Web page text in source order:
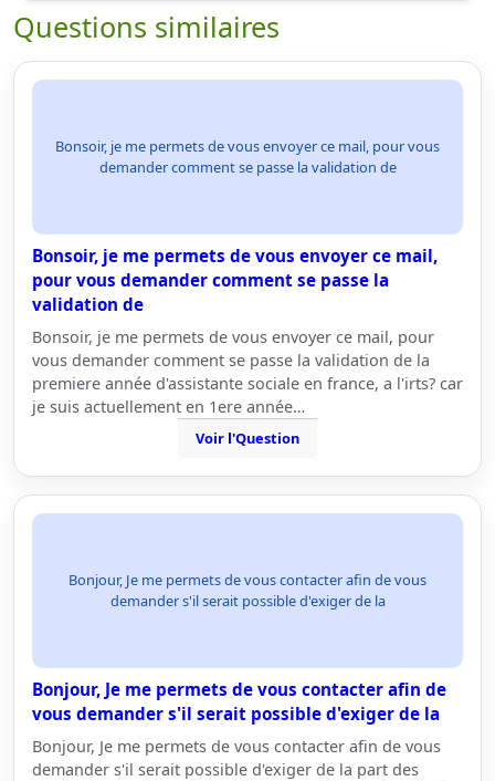
Questions similaires
Bonsoir, je me permets de vous envoyer ce mail, pour vous
demander comment se passe la validation de
Bonsoir, je me permets de vous envoyer ce mail,
pour vous demander comment se passe la
validation de
Bonsoir, je me permets de vous envoyer ce mail, pour
vous demander comment se passe la validation de la
premiere année d'assistante sociale en france, a l'irts? car
je suis actuellement en 1ere année…
Voir l'Question
Bonjour, Je me permets de vous contacter afin de vous
demander s'il serait possible d'exiger de la
Bonjour, Je me permets de vous contacter afin de
vous demander s'il serait possible d'exiger de la
Bonjour, Je me permets de vous contacter afin de vous
demander s'il serait possible d'exiger de la part des